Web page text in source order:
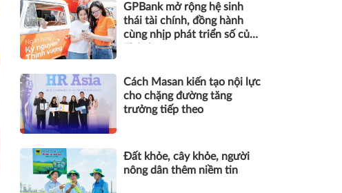
GPBank mở rộng hệ sinh
thái tài chính, đồng hành
cùng nhịp phát triển số của
Cách Masan kiến tạo nội lực
cho chặng đường tăng
trưởng tiếp theo
Đất khỏe, cây khỏe, người
nông dân thêm niềm tin